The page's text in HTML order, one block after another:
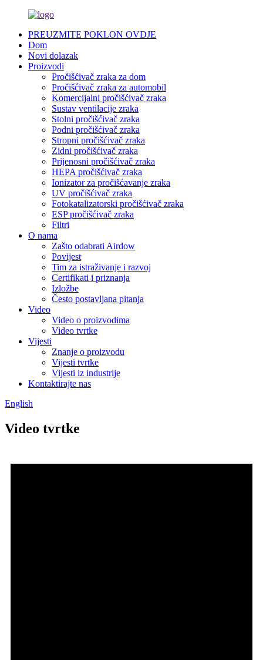
PREUZMITE POKLON OVDJE
Dom
Novi dolazak
Proizvodi
Pročišćivač zraka za dom
Pročišćivač zraka za automobil
Komercijalni pročišćivač zraka
Sustav ventilacije zraka
Stolni pročišćivač zraka
Podni pročišćivač zraka
Stropni pročišćivač zraka
Zidni pročišćivač zraka
Prijenosni pročišćivač zraka
HEPA pročišćivač zraka
Ionizator za pročišćavanje zraka
UV pročišćivač zraka
Fotokatalizatorski pročišćivač zraka
ESP pročišćivač zraka
Filtri
O nama
Zašto odabrati Airdow
Povijest
Tim za istraživanje i razvoj
Certifikati i priznanja
Izložbe
Često postavljana pitanja
Video
Video o proizvodima
Video tvrtke
Vijesti
Znanje o proizvodu
Vijesti tvrtke
Vijesti iz industrije
Kontaktirajte nas
English
Video tvrtke